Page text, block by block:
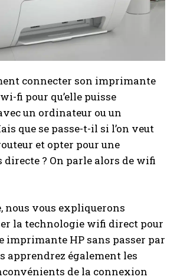
connecter son imprimante
fi pour qu’elle puisse
un ordinateur ou un
que se passe-t-il si l’on veut
et opter pour une
? On parle alors de wifi
nous vous expliquerons
la technologie wifi direct pour
imprimante HP sans passer par
apprendrez également les
de la connexion